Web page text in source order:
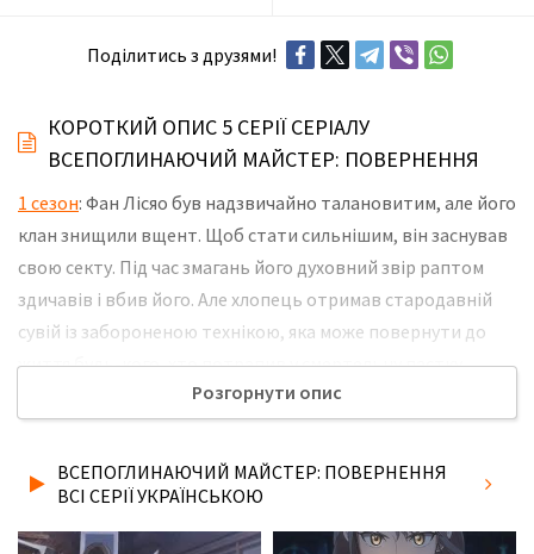
Поділитись з друзями!
КОРОТКИЙ ОПИС 5 СЕРІЇ СЕРІАЛУ
ВСЕПОГЛИНАЮЧИЙ МАЙСТЕР: ПОВЕРНЕННЯ
1 сезон: Фан Лісяо був надзвичайно талановитим, але його
клан знищили вщент. Щоб стати сильнішим, він заснував
свою секту. Під час змагань його духовний звір раптом
здичавів і вбив його. Але хлопець отримав стародавній
сувій із забороненою технікою, яка може повернути до
життя будь-кого, хто потрапив у смертельну пастку.
Воскресіння продовжує життя, і свиток завжди готовий
Фан прокинувся в іншому тілі. Не забудьте розповісти
друзям, де Ви дивились нову 5 серію серіалу
Розгорнути опис
ВСЕПОГЛИНАЮЧИЙ МАЙСТЕР: ПОВЕРНЕННЯ
ВСІ СЕРІЇ УКРАЇНСЬКОЮ